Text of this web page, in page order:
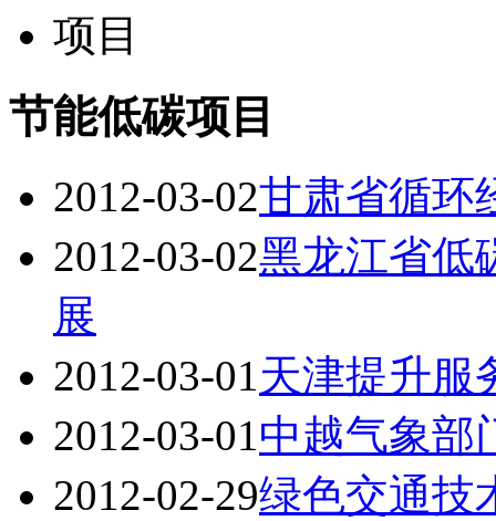
项目
节能低碳项目
2012-03-02甘肃省循环
2012-03-02黑龙江省低
展
2012-03-01天津提升服
2012-03-01中越气象部
2012-02-29绿色交通技